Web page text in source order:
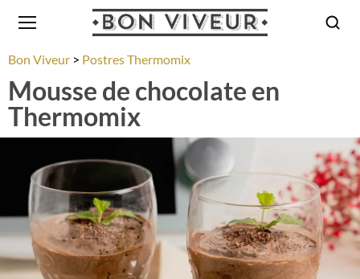
Bon Viveur Postres Thermomix
Mousse de chocolate en
Thermomix